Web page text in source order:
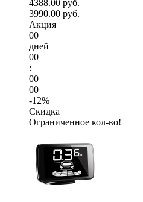
4388.00 руб.
3990.00 руб.
Акция
00
дней
00
:
00
00
-12%
Скидка
Ограниченное кол-во!